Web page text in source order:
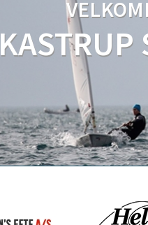
KASTRUP